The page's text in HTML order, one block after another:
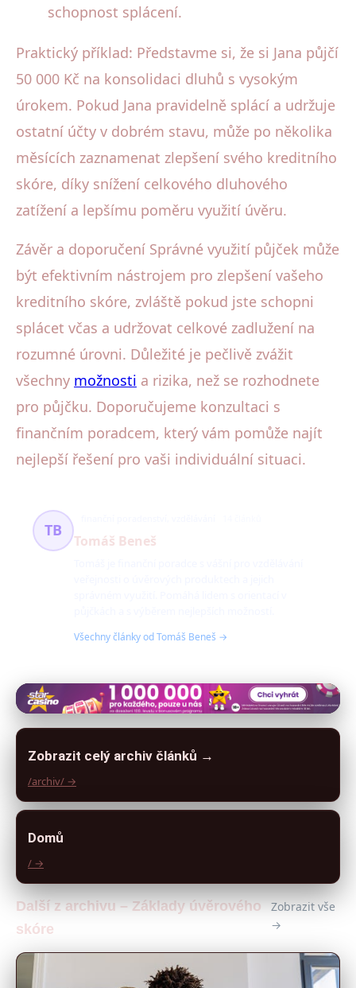
schopnost splácení.
Praktický příklad: Představme si, že si Jana půjčí
50 000 Kč na konsolidaci dluhů s vysokým
úrokem. Pokud Jana pravidelně splácí a udržuje
ostatní účty v dobrém stavu, může po několika
měsících zaznamenat zlepšení svého kreditního
skóre, díky snížení celkového dluhového
zatížení a lepšímu poměru využití úvěru.
Závěr a doporučení Správné využití půjček může
být efektivním nástrojem pro zlepšení vašeho
kreditního skóre, zvláště pokud jste schopni
splácet včas a udržovat celkové zadlužení na
rozumné úrovni. Důležité je pečlivě zvážit
všechny možnosti a rizika, než se rozhodnete
pro půjčku. Doporučujeme konzultaci s
finančním poradcem, který vám pomůže najít
nejlepší řešení pro vaši individuální situaci.
TB
Tomáš Beneš
Všechny články od Tomáš Beneš →
Zobrazit celý archiv článků →
/archiv/ →
Domů
/ →
Další z archivu – Základy úvěrového
skóre
Zobrazit vše
→